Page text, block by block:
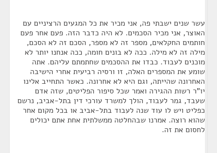
עשר שנים ישבתי פה, אני מכיר את כל המגעים הרציניים עם
האוצר, אני מכיר הסכמים. לא היה כדבר הזה. פעם אחר פעם
חותמים החקלאים, מספר זה לא מספר, הסכם זה לא הסכם,
מילה זה לא מילה. ככה לא בונים חומה, ככה אנחנו יותר לא
מוכנים לעבוד. כבדו את ההסכמים שחתמתם עליהם. אתה
שומע את המספרים האלה, זו ורסיה רביעית אחרי הישיבה
האחרונה שהייתה, וגם היא לא אחרונה. כאשר התחייב אלינו
יו"ר רשות ההגירה ואמר שכל סיפור הפליטים, שזה אדם
שעבד, גמר לעבוד, הולך למשרד עורכי דין בתל-אביב, נרשם
כפליט ויש לו עוד שנה לעבוד בתל-אביב או בכל מקום אחר
שהוא רוצה. אמרנו שבהחלטה ממשלתית אחת אתם יכולים
לחסום את זה.